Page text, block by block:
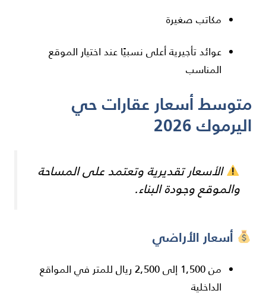
مكاتب صغيرة
عوائد تأجيرية أعلى نسبيًا عند اختيار الموقع
المناسب
متوسط أسعار عقارات حي
اليرموك 2026
الأسعار تقديرية وتعتمد على المساحة
والموقع وجودة البناء.
أسعار الأراضي
من 1,500 إلى 2,500 ريال للمتر في المواقع
الداخلية